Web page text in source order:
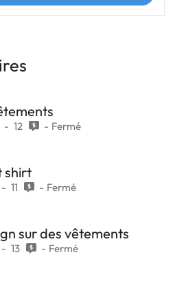
12 Fermé
shirt
11 Fermé
sur des vêtements
13 Fermé